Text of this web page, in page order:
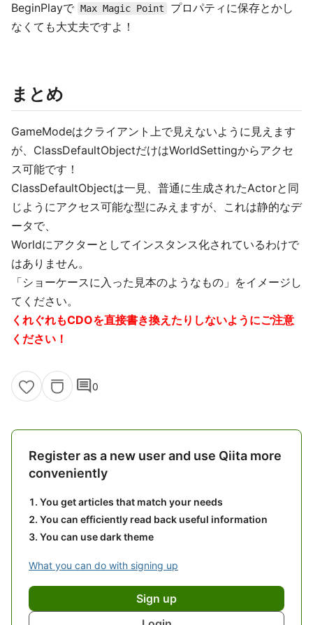
BeginPlayで Max Magic Point
プロパティに保存とかし
なくても大丈夫ですよ！
まとめ
GameModeはクライアント上で見えないように見えます
が、ClassDefaultObjectだけはWorldSettingからアクセ
ス可能です！
ClassDefaultObjectは一見、普通に生成されたActorと同
じようにアクセス可能な型にみえますが、これは静的なデ
ータで、
Worldにアクターとしてインスタンス化されているわけで
はありません。
「ショーケースに入った見本のようなもの」をイメージし
てください。
くれぐれもCDOを直接書き換えたりしないようにご注意
ください！
comment0
Register as a new user and use Qiita more
conveniently
You get articles that match your needs
You can efficiently read back useful information
You can use dark theme
What you can do with signing up
Sign up